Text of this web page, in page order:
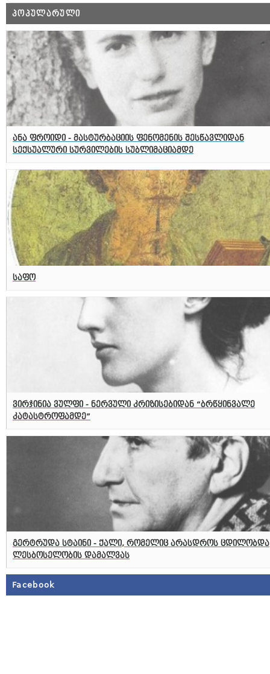
ᲞᲝᲞᲣᲚᲐᲠᲣᲚᲘ
ანა ფროიდი - მასტურბაციის ფენომენის შესწავლიდან
სექსუალური სურვილების სუბლიმაციამდე
საფო
ვირჯინია ვულფი - ნერვული კრიზისებიდან “ბრწყინვალე
კატასტროფამდე”
გერტრუდა სტაინი - ქალი, რომელიც არასდროს ცდილობდა
ლესბოსელობის დამალვას
Facebook